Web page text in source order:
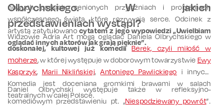
nowych pasjach, cenionych przyjaźniach i problemach
współczesnego świata, które rozrywają serce. Odcinek z
artystą zatytułowano cytatem z jego wypowiedzi „Uwielbiam
oglądać innych aktorów jak grają pięknie”.
Olbrychskiego. W jakich
przedstawieniach wystąpi?
Widzowie Adria Art mogą oglądać Daniela Olbrychskiego w
doskonałej, kultowej już komedii
Berek, czyli miłość w
moherze, w której występuje w doborowym towarzystwie Ewy
Kasprzyk, Marii Niklińskiej,Antoniego Pawlickiego i innych.
Komedia jest doceniana gromkimi brawami w salach
teatralnych w całej Polsce.
Daniel Olbrychski występuje także w refleksyjno-
komediowym przedstawieniu pt. „Niespodziewany powrót”.